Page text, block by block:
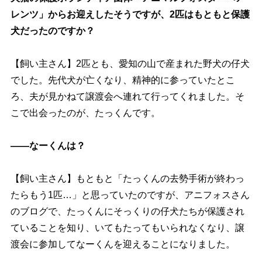
レンツ」からお迎えしたそうですが、2匹はもともと保護
犬だったのですか？
【飼い主さん】2匹とも、愛知の山で産まれた野犬の仔犬
でした。先代犬が亡くなり、精神的に参っていたとこ
ろ、夫が見かねて譲渡会へ連れて行ってくれました。そ
こで出会ったのが、たっくんです。
――なーくんは？
【飼い主さん】もともと「たっくんの去勢手術が終わっ
たらもう1匹…」と思っていたのですが、アニフォスさん
のブログで、たっくんにそっくりの仔犬たちが保護され
ていることを知り、いてもたってもいられなくなり、譲
渡会に参加してなーくんを迎えることになりました。